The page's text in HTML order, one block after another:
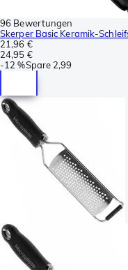
96 Bewertungen
Skerper Basic Keramik-
21,96 €
24,95 €
-12 %Spare 2,99